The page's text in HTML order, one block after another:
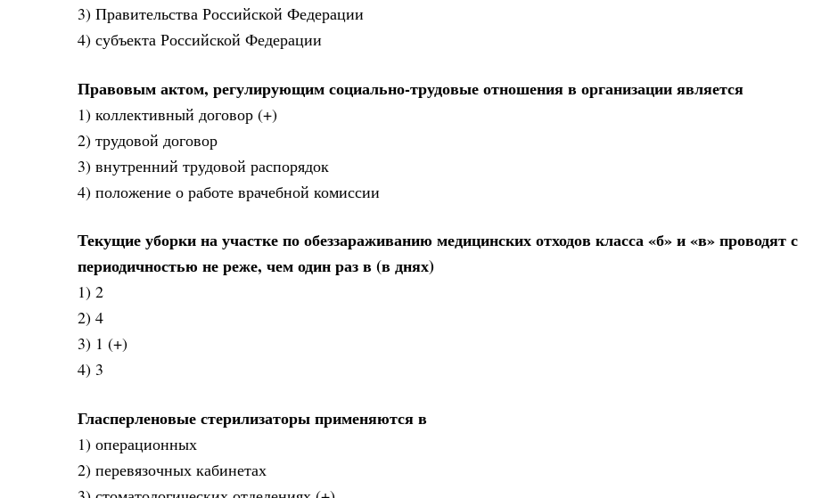
3) Правительства Российской Федерации
4) субъекта Российской Федерации
Правовым актом, регулирующим социально-трудовые отношения в организации является
1) коллективный договор (+)
2) трудовой договор
3) внутренний трудовой распорядок
4) положение о работе врачебной комиссии
Текущие уборки на участке по обеззараживанию медицинских отходов класса «б» и «в» проводят с
периодичностью не реже, чем один раз в (в днях)
1) 2
2) 4
3) 1 (+)
4) 3
Гласперленовые стерилизаторы применяются в
1) операционных
2) перевязочных кабинетах